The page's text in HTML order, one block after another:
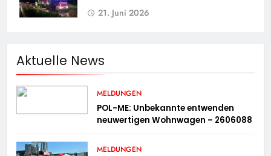
21. Juni 2026
Aktuelle News
MELDUNGEN
POL-ME: Unbekannte entwenden
neuwertigen Wohnwagen – 2606088
MELDUNGEN